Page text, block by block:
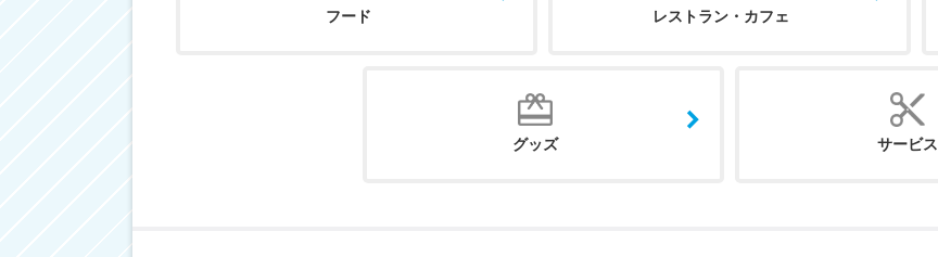
フード レストラン・カフェ
グッズ サービス